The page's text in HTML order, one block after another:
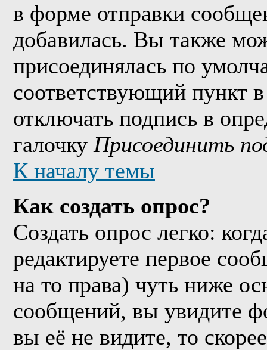
в форме отправки
добавилась. Вы также
присоединялась по
соответствующий пункт
отключать подпись в
галочку Присоединить
К началу темы
Как создать опрос?
Создать опрос легко:
редактируете первое
на то права) чуть ниже
сообщений, вы увидите
вы её не видите, то